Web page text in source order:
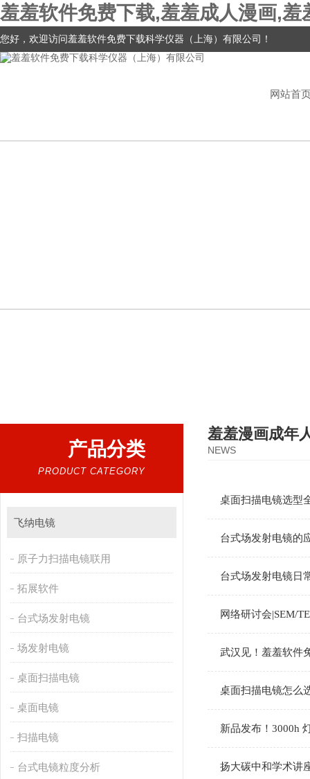
羞羞软件免费下载,羞羞成人漫画,
您好，欢迎访问羞羞软件免费下载科学仪器（上海）有限公司！
网站首
产品分类
PRODUCT CATEGORY
飞纳电镜
原子力扫描电镜联用
拓展软件
台式场发射电镜
场发射电镜
桌面扫描电镜
桌面电镜
扫描电镜
台式电镜粒度分析
羞羞漫画成年
NEWS
桌面扫描电镜选型
台式场发射电镜的
台式场发射电镜日常
网络研讨会|SEM/TEM
武汉见！羞羞软
桌面扫描电镜怎么选
新品发布！3000h
扬大碳中和学术讲